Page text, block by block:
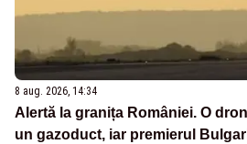
8 aug. 2026, 14:34
Alertă la granița României. O
un gazoduct, iar premierul